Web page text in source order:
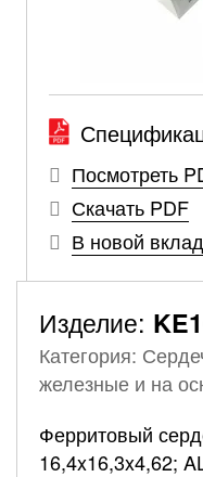
Посмотреть
Скачать PDF
В новой
Изделие:
Категория:
железные и на
Ферритовый
16,4x16,3x4,62;